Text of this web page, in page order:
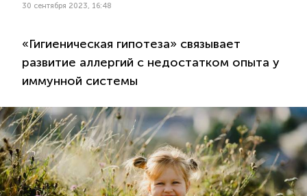
30 сентября 2023, 16:48
«Гигиеническая гипотеза» связывает
развитие аллергий с недостатком опыта у
иммунной системы